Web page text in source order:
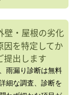
壁・屋根の劣化
因を特定してか
提出します
雨漏り診断は無料
細な調査、診断を